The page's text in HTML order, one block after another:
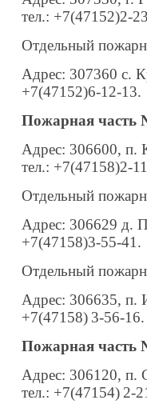
тел.: +7(47152)2-
Отдельный
Адрес: 307360 c.
+7(47152)6-12-13.
Пожарная часть
Адрес: 306600, п.
тел.: +7(47158)2-
Отдельный
Адрес: 306629 д.
+7(47158)3-55-41.
Отдельный
Адрес: 306635, п.
+7(47158) 3-56-16.
Пожарная часть
Адрес: 306120, п.
тел.: +7(47154) 2-